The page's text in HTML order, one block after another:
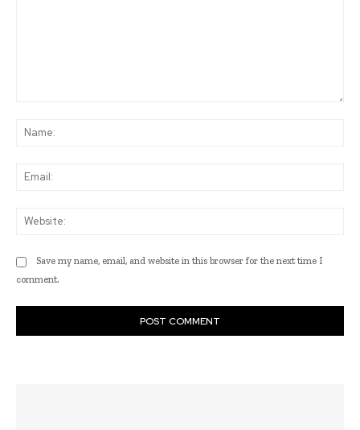
Save my name, email, and website in this browser for the next time I
comment.